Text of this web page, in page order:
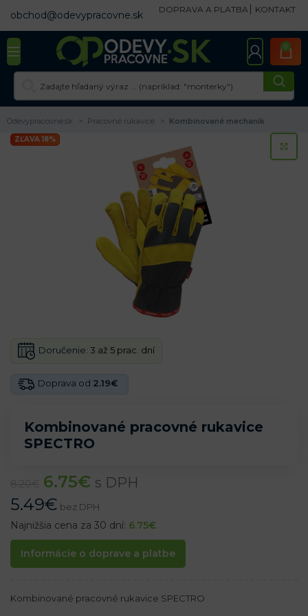
obchod@odevypracovne.sk DOPRAVA A PLATBA KONTAKT
0
Odevypracovne.sk Pracovné rukavice Kombinované mechanik
ZĽAVA 18%
Kombinované pracovné rukavice
SPECTRO
Doprava od 2.19€
Doručenie: 3 až 5 prac. dní
6.75€ s DPH
5.49€ bez DPH
Najnižšia cena za 30 dní: 6.75€
Informácie o doprave a platbe
Kombinované pracovné rukavice SPECTRO